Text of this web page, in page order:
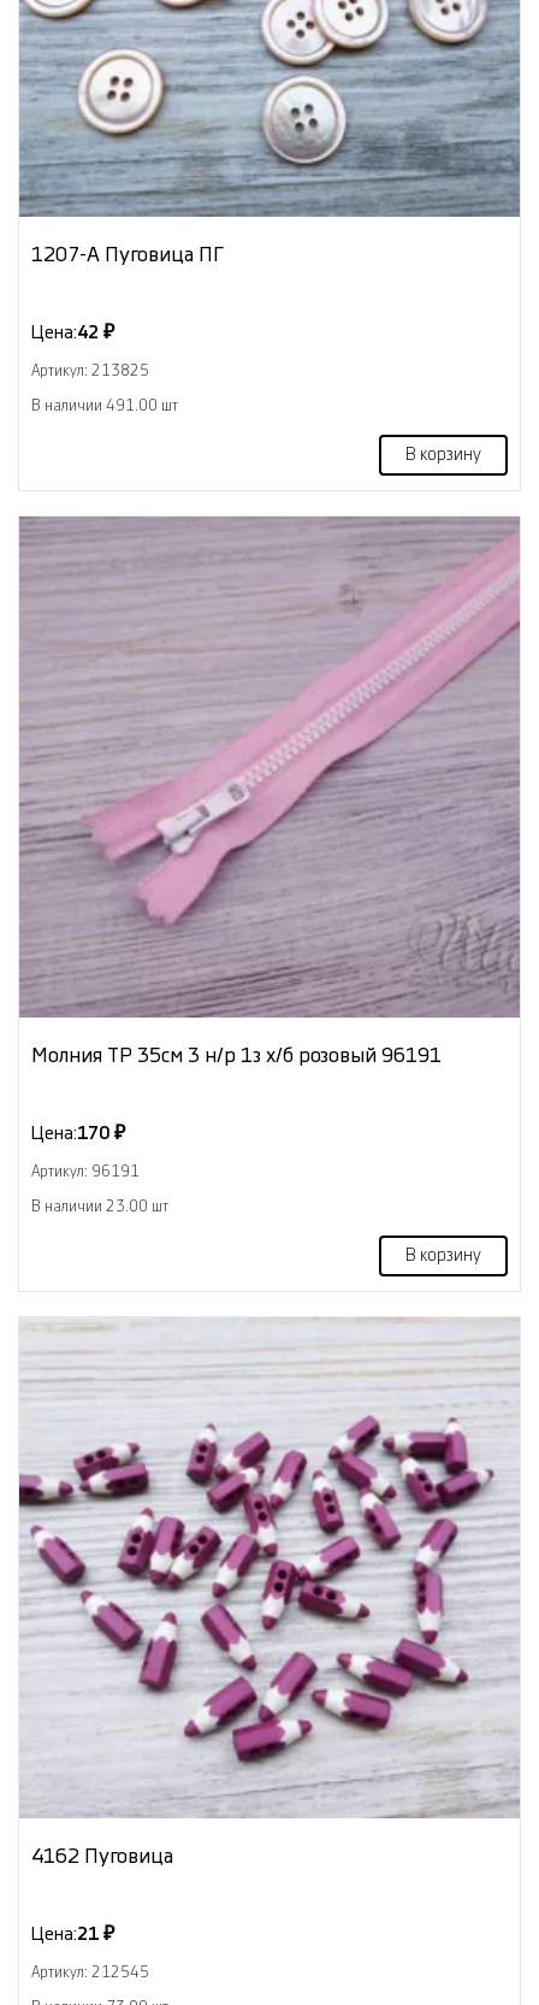
1207-А Пуговица ПГ
Цена:42 ₽
Артикул: 213825
В наличии 491.00 шт
В корзину
Молния ТР 35см 3 н/р 1з х/б розовый 96191
Цена:170 ₽
Артикул: 96191
В наличии 23.00 шт
В корзину
4162 Пуговица
Цена:21 ₽
Артикул: 212545